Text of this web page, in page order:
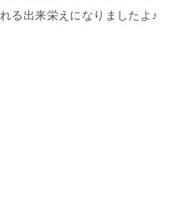
る出来栄えになりましたよ♪